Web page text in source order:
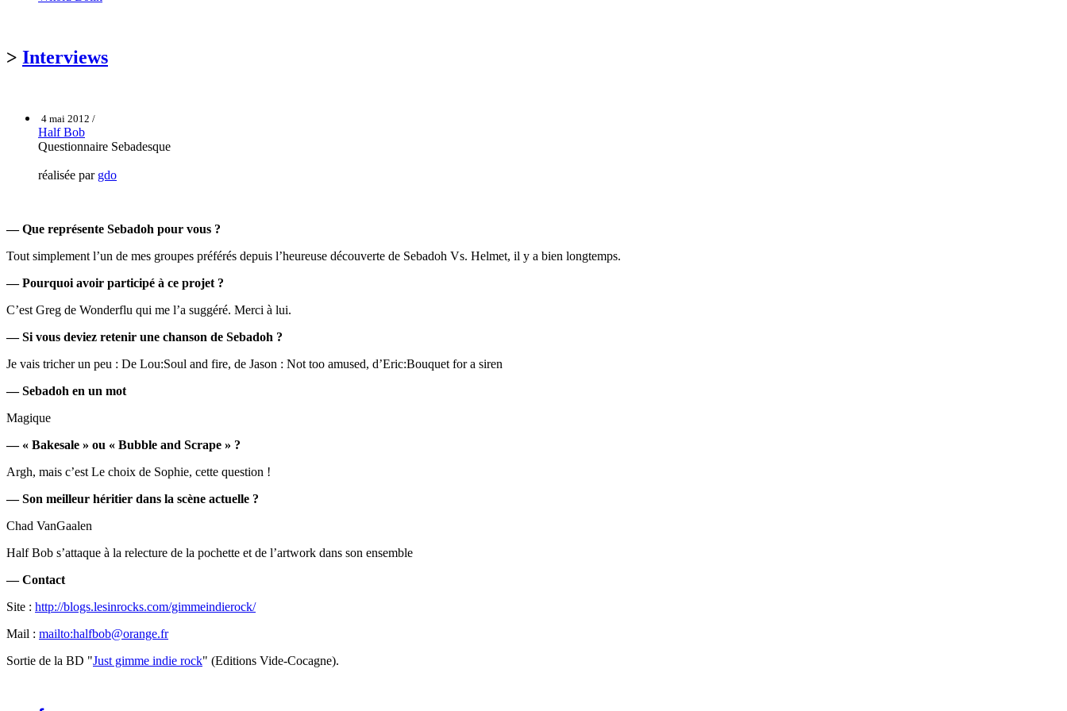
> Interviews
4 mai 2012 /
Half Bob
Questionnaire Sebadesque
réalisée par gdo
— Que représente Sebadoh pour vous ?
Tout simplement l’un de mes groupes préférés depuis l’heureuse découverte de Sebadoh Vs. Helmet, il y a bien longtemps.
— Pourquoi avoir participé à ce projet ?
C’est Greg de Wonderflu qui me l’a suggéré. Merci à lui.
— Si vous deviez retenir une chanson de Sebadoh ?
Je vais tricher un peu : De Lou:Soul and fire, de Jason : Not too amused, d’Eric:Bouquet for a siren
— Sebadoh en un mot
Magique
— « Bakesale » ou « Bubble and Scrape » ?
Argh, mais c’est Le choix de Sophie, cette question !
— Son meilleur héritier dans la scène actuelle ?
Chad VanGaalen
Half Bob s’attaque à la relecture de la pochette et de l’artwork dans son ensemble
— Contact
Site : http://blogs.lesinrocks.com/gimmeindierock/
Mail : mailto:halfbob@orange.fr
Sortie de la BD "Just gimme indie rock" (Editions Vide-Cocagne).